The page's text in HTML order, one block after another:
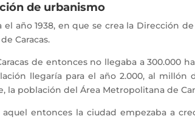
de urbanismo
año 1938, en que se crea la Dirección
Caracas.
de entonces no llegaba a 300.000
llegaría para el año 2.000, al millón
la población del Área Metropolitana de
entonces la ciudad empezaba a